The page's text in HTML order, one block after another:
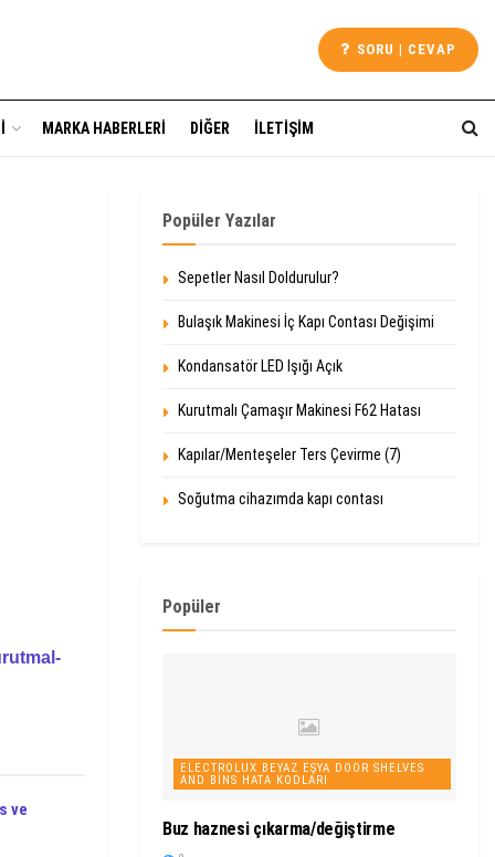
SORU | CEVAP
MARKA HABERLERI DIĞER İLETIŞIM
ve
Popüler Yazılar
Sepetler Nasıl Doldurulur?
Bulaşık Makinesi İç Kapı Contası Değişimi
Kondansatör LED Işığı Açık
Kurutmalı Çamaşır Makinesi F62 Hatası
Kapılar/Menteşeler Ters Çevirme (7)
Soğutma cihazımda kapı contası
Popüler
ELECTROLUX BEYAZ EŞYA DOOR SHELVES
AND BINS HATA KODLARI
Buz haznesi çıkarma/değiştirme